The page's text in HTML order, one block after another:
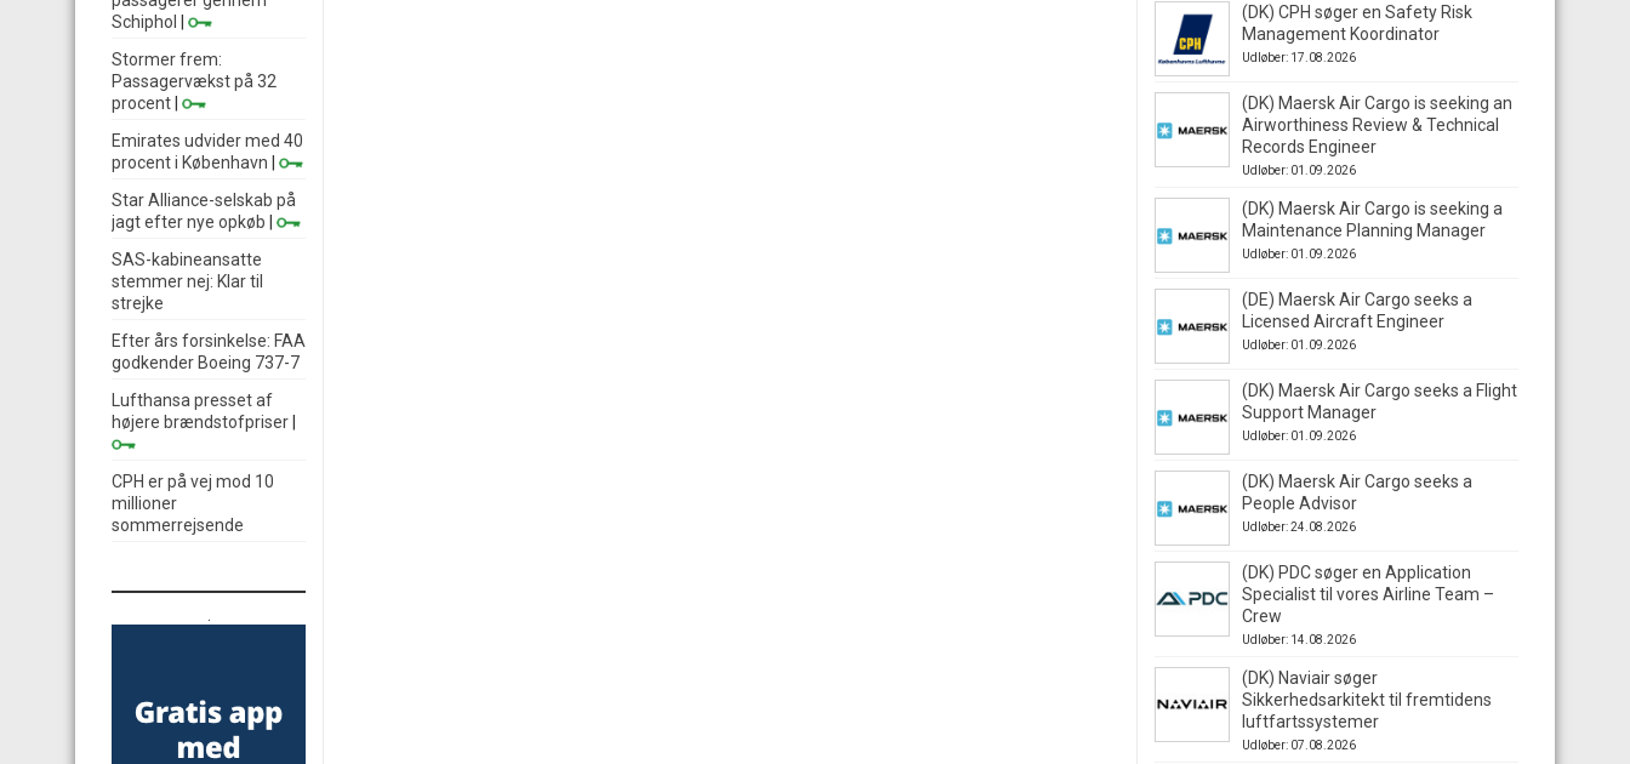
Schiphol
Stormer frem:
Passagervækst på 32
procent
Emirates udvider med 40
procent i København
Star Alliance-selskab på
jagt efter nye opkøb
SAS-kabineansatte
stemmer nej: Klar til
strejke
Efter års forsinkelse: FAA
godkender Boeing 737-7
Lufthansa presset af
højere brændstofpriser
CPH er på vej mod 10
millioner
sommerrejsende
(DK) CPH søger en Safety Risk
Management Koordinator
Udløber: 17.08.2026
(DK) Maersk Air Cargo is seeking an
Airworthiness Review & Technical
Records Engineer
Udløber: 01.09.2026
(DK) Maersk Air Cargo is seeking a
Maintenance Planning Manager
Udløber: 01.09.2026
(DE) Maersk Air Cargo seeks a
Licensed Aircraft Engineer
Udløber: 01.09.2026
(DK) Maersk Air Cargo seeks a Flight
Support Manager
Udløber: 01.09.2026
(DK) Maersk Air Cargo seeks a
People Advisor
Udløber: 24.08.2026
(DK) PDC søger en Application
Specialist til vores Airline Team –
Crew
Udløber: 14.08.2026
(DK) Naviair søger
Sikkerhedsarkitekt til fremtidens
luftfartssystemer
Udløber: 07.08.2026